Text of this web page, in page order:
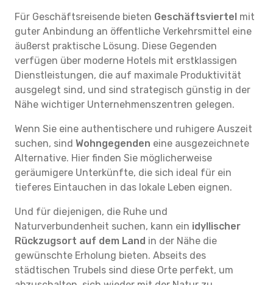
Für Geschäftsreisende bieten Geschäftsviertel mit
guter Anbindung an öffentliche Verkehrsmittel eine
äußerst praktische Lösung. Diese Gegenden
verfügen über moderne Hotels mit erstklassigen
Dienstleistungen, die auf maximale Produktivität
ausgelegt sind, und sind strategisch günstig in der
Nähe wichtiger Unternehmenszentren gelegen.
Wenn Sie eine authentischere und ruhigere Auszeit
suchen, sind Wohngegenden eine ausgezeichnete
Alternative. Hier finden Sie möglicherweise
geräumigere Unterkünfte, die sich ideal für ein
tieferes Eintauchen in das lokale Leben eignen.
Und für diejenigen, die Ruhe und
Naturverbundenheit suchen, kann ein idyllischer
Rückzugsort auf dem Land in der Nähe die
gewünschte Erholung bieten. Abseits des
städtischen Trubels sind diese Orte perfekt, um